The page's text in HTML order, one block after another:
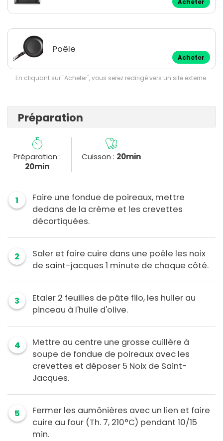
Acheter
Poêle
Acheter
En cliquant sur "Acheter", vous serez redirigé vers un site externe.
Préparation
Préparation :
20min
Cuisson : 20min
1
Faire une fondue de poireaux, mettre
dedans de la crème et les crevettes
décortiquées.
2
Saler et faire cuire dans une poêle les noix
de saint-jacques 1 minute de chaque côté.
3
Etaler 2 feuilles de pâte filo, les huiler au
pinceau à l'huile d'olive.
4
Mettre au centre une grosse cuillère à
soupe de fondue de poireaux avec les
crevettes et déposer 5 Noix de Saint-
Jacques.
5
Fermer les aumônières avec un lien et faire
cuire au four (Th. 7, 210°C) pendant 10/15
min.